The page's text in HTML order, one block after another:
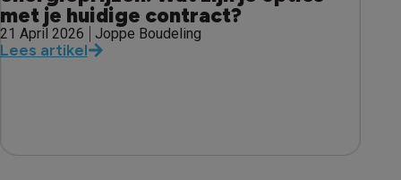
met je huidige contract?
21 April 2026 Joppe Boudeling
Lees artikel